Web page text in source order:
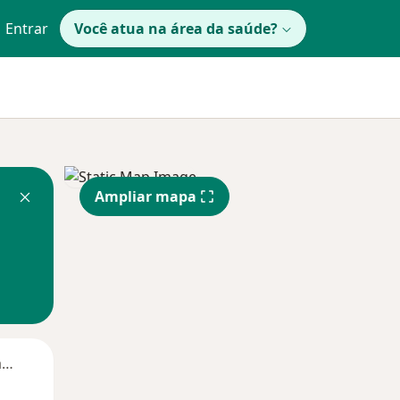
Entrar Você atua na área da saúde?
Segunda-feira
Ampliar mapa